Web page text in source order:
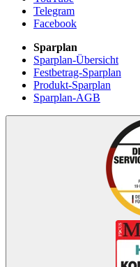
Telegram
Facebook
Sparplan
Sparplan-Übersicht
Festbetrag-Sparplan
Produkt-Sparplan
Sparplan-AGB